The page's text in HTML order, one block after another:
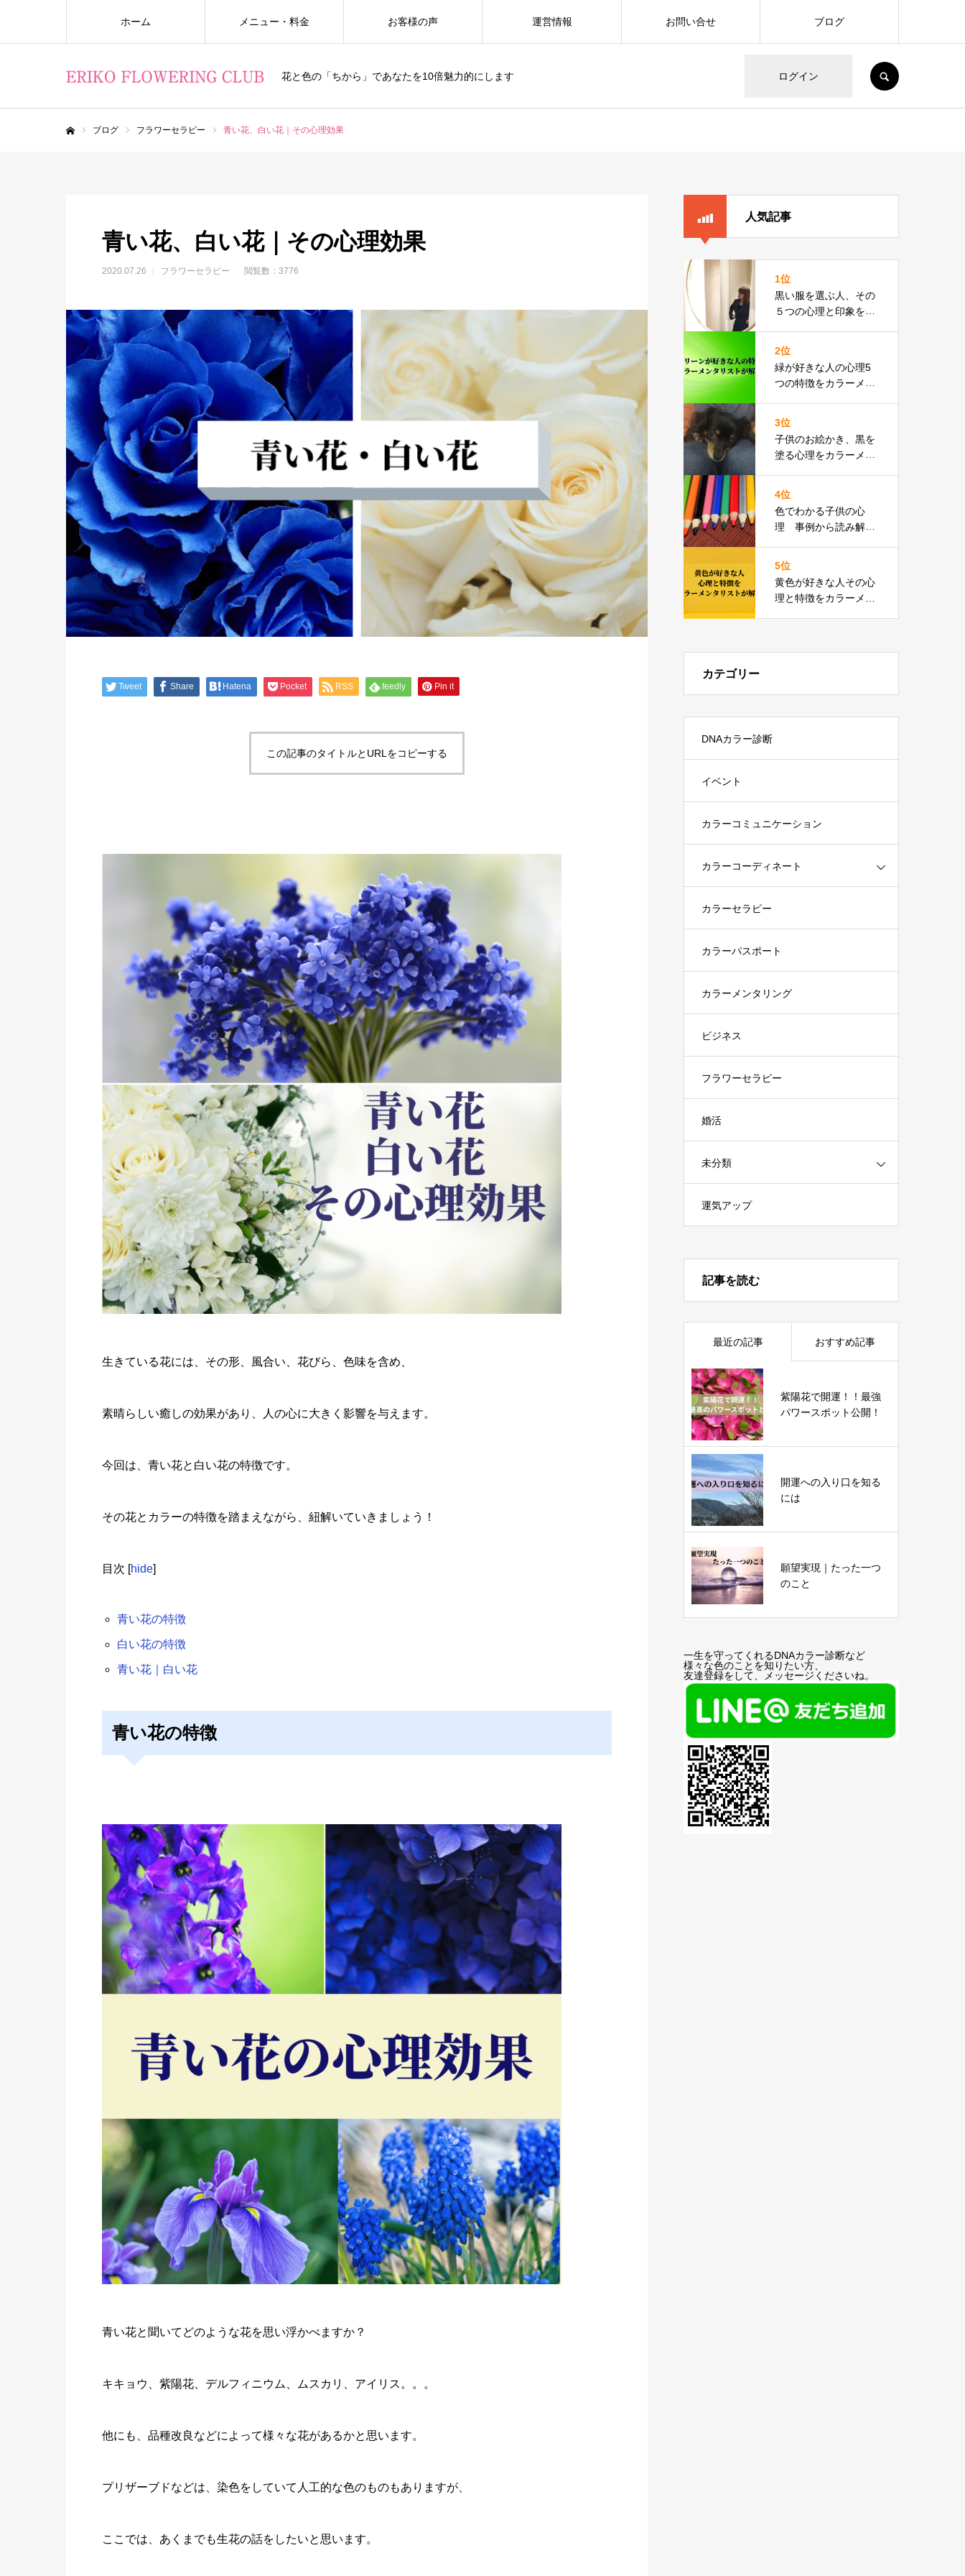
花と色の「ちから」であなたを10倍魅力的にします ログイン
ホーム メニュー・料金 お客様の声 運営情報 お問い合せ ブログ
ブログ フラワーセラピー 青い花、白い花｜その心理効果
青い花、白い花｜その心理効果
2020.07.26 フラワーセラピー 閲覧数：3776
Tweet Share Hatena Pocket RSS feedly Pin it
この記事のタイトルとURLをコピーする
生きている花には、その形、風合い、花びら、色味を含め、
素晴らしい癒しの効果があり、人の心に大きく影響を与えます。
今回は、青い花と白い花の特徴です。
その花とカラーの特徴を踏まえながら、紐解いていきましょう！
目次 [hide]
青い花の特徴
白い花の特徴
青い花｜白い花
青い花の特徴
青い花と聞いてどのような花を思い浮かべますか？
キキョウ、紫陽花、デルフィニウム、ムスカリ、アイリス。。。
他にも、品種改良などによって様々な花があるかと思います。
プリザーブドなどは、染色をしていて人工的な色のものもありますが、
ここでは、あくまでも生花の話をしたいと思います。
人気記事
1位
黒い服を選ぶ人、その
５つの心理と印象をカ
2位
緑が好きな人の心理5
つの特徴をカラーメン
3位
子供のお絵かき、黒を
塗る心理をカラーメン
4位
色でわかる子供の心
理 事例から読み解く
5位
黄色が好きな人その心
理と特徴をカラーメン
カテゴリー
DNAカラー診断
イベント
カラーコミュニケーション
カラーコーディネート
カラーセラピー
カラーパスポート
カラーメンタリング
ビジネス
フラワーセラピー
婚活
未分類
運気アップ
記事を読む
最近の記事 おすすめ記事
紫陽花で開運！！最強
パワースポット公開！
開運への入り口を知る
には
願望実現｜たった一つ
のこと
一生を守ってくれるDNAカラー診断など
様々な色のことを知りたい方、
友達登録をして、メッセージくださいね。